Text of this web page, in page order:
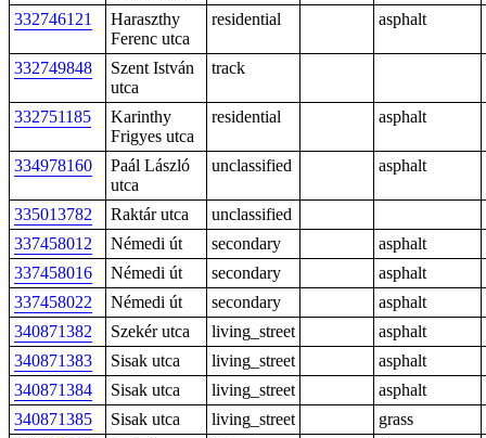
332746121
Haraszthy
Ferenc utca
residential asphalt
332749848
Szent István
utca
track
332751185
Karinthy
Frigyes utca
residential asphalt
334978160
Paál László
utca
unclassified asphalt
335013782 Raktár utca
unclassified
337458012
Némedi út secondary
asphalt
337458016
Némedi út secondary
asphalt
337458022
Némedi út secondary
asphalt
340871382
Szekér utca living_street
asphalt
340871383
Sisak utca living_street
asphalt
340871384
Sisak utca living_street
asphalt
340871385
Sisak utca living_street
grass